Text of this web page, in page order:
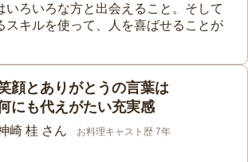
いろいろな方と出会えること。そして
スキルを使って、人を喜ばせることが
顔とありがとうの言葉は
にも代えがたい充実感
崎 桂 さん お料理キャスト歴 7年